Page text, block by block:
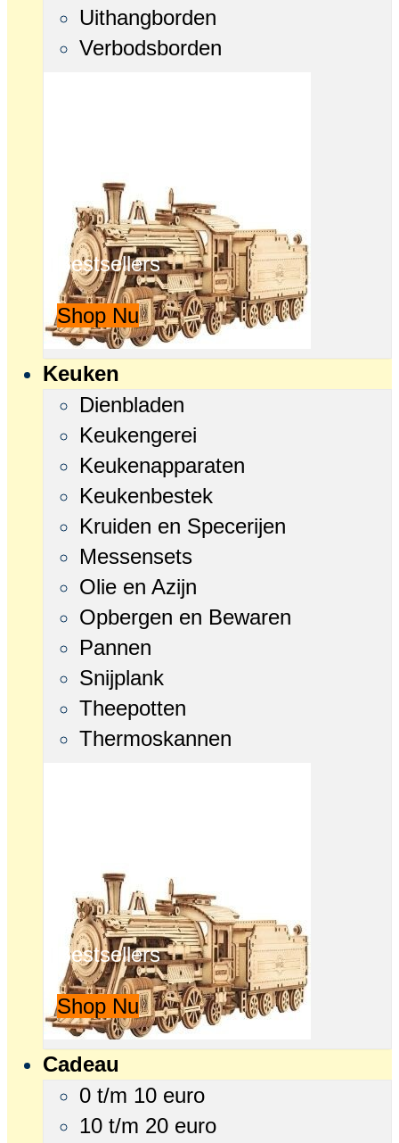
Uithangborden
Verbodsborden
Bestsellers
Shop Nu
Keuken
Dienbladen
Keukengerei
Keukenapparaten
Keukenbestek
Kruiden en Specerijen
Messensets
Olie en Azijn
Opbergen en Bewaren
Pannen
Snijplank
Theepotten
Thermoskannen
Bestsellers
Shop Nu
Cadeau
0 t/m 10 euro
10 t/m 20 euro